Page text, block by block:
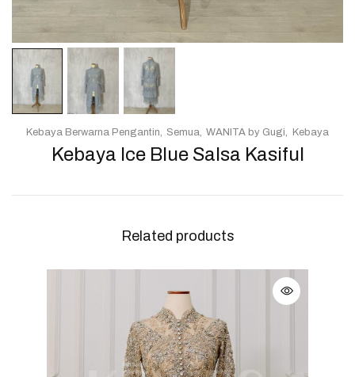
Kebaya Ice Blue Salsa Kasiful
Kebaya Berwarna Pengantin Semua WANITA by Gugi Kebaya
Related products